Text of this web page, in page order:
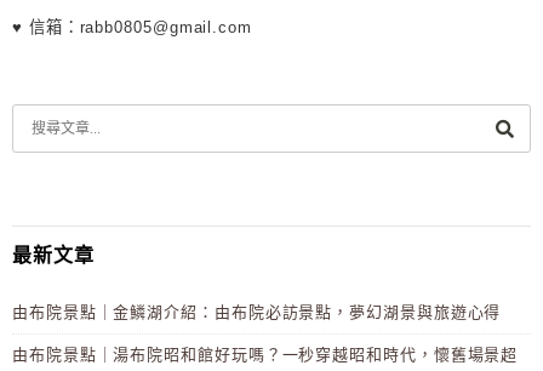
♥ 信箱：rabb0805@gmail.com
最新文章
由布院景點｜金鱗湖介紹：由布院必訪景點，夢幻湖景與旅遊心得
由布院景點｜湯布院昭和館好玩嗎？一秒穿越昭和時代，懷舊場景超